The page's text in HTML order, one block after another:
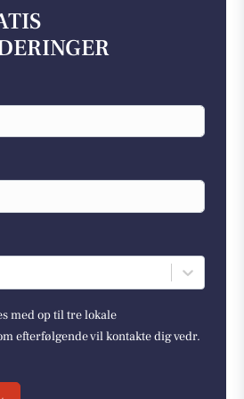
med op til tre lokale
efterfølgende vil kontakte dig vedr.